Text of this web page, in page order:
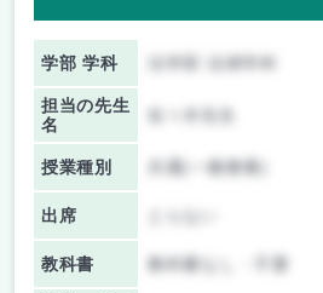
学部 学科
担当の先生
名
授業種別 共通(一般教養)
出席
教科書 教科書なし・不要